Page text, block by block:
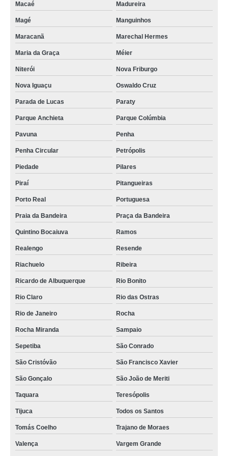
Macaé Madureira
Magé Manguinhos
Maracanã Marechal Hermes
Maria da Graça Méier
Niterói Nova Friburgo
Nova Iguaçu Oswaldo Cruz
Parada de Lucas Paraty
Parque Anchieta Parque Colúmbia
Pavuna Penha
Penha Circular Petrópolis
Piedade Pilares
Piraí Pitangueiras
Porto Real Portuguesa
Praia da Bandeira Praça da Bandeira
Quintino Bocaiuva Ramos
Realengo Resende
Riachuelo Ribeira
Ricardo de Albuquerque Rio Bonito
Rio Claro Rio das Ostras
Rio de Janeiro Rocha
Rocha Miranda Sampaio
Sepetiba São Conrado
São Cristóvão São Francisco Xavier
São Gonçalo São João de Meriti
Taquara Teresópolis
Tijuca Todos os Santos
Tomás Coelho Trajano de Moraes
Valença Vargem Grande